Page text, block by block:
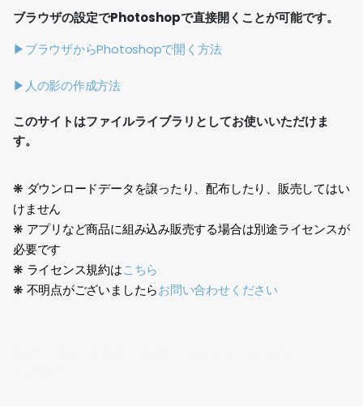
ブラウザの設定でPhotoshopで直接開くことが可能です。
▶ブラウザからPhotoshopで開く方法
▶人の影の作成方法
このサイトはファイルライブラリとしてお使いいただけま
す。
❋ ダウンロードデータを譲ったり、配布したり、販売してはい
けません
❋ アプリなど商品に組み込み販売する場合は別途ライセンスが
必要です
❋ ライセンス規約はこちら
❋ 不明点がございましたらお問い合わせください